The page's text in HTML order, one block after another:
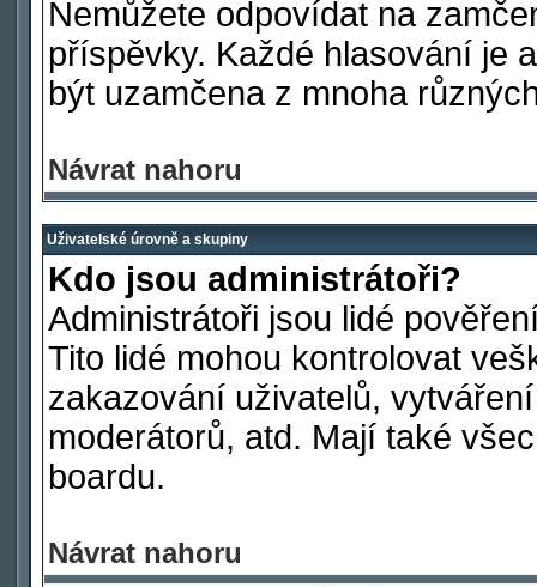
Nemůžete odpovídat na
příspěvky. Každé hlasování je
být uzamčena z mnoha
Návrat nahoru
Uživatelské úrovně a skupiny
Kdo jsou administrátoři?
Administrátoři jsou lidé
Tito lidé mohou kontrolovat
zakazování uživatelů,
moderátorů, atd. Mají také
boardu.
Návrat nahoru